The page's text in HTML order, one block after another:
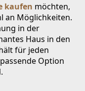
kaufen möchten,
an Möglichkeiten.
in der
Haus in den
für jeden
Option